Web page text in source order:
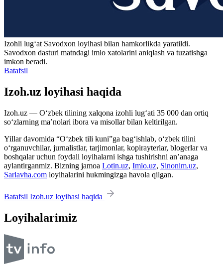
Izohli lugʻat Savodxon loyihasi bilan hamkorlikda yaratildi.
Savodxon dasturi matndagi imlo xatolarini aniqlash va tuzatishga
imkon beradi.
Batafsil
Izoh.uz loyihasi haqida
Izoh.uz — O‘zbek tilining xalqona izohli lug‘ati 35 000 dan ortiq
so‘zlarning ma’nolari ibora va misollar bilan keltirilgan.
Yillar davomida “O‘zbek tili kuni”ga bag‘ishlab, o‘zbek tilini
o‘rganuvchilar, jurnalistlar, tarjimonlar, kopirayterlar, blogerlar va
boshqalar uchun foydali loyihalarni ishga tushirishni an’anaga
aylantirganmiz. Bizning jamoa Lotin.uz, Imlo.uz, Sinonim.uz,
Sarlavha.com loyihalarini hukmingizga havola qilgan.
Batafsil Izoh.uz loyihasi haqida
Loyihalarimiz